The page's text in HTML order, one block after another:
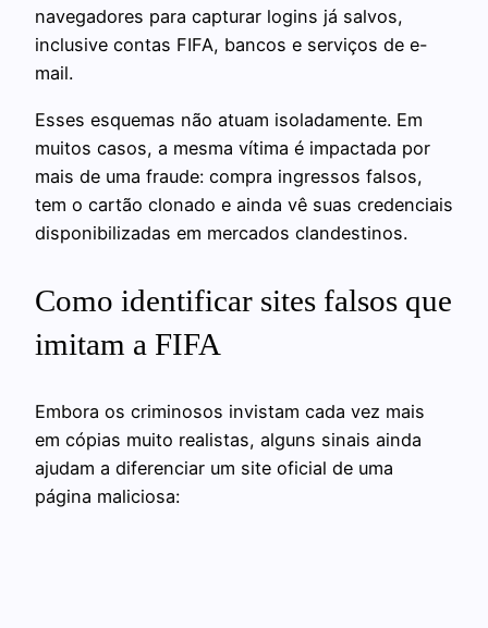
navegadores para capturar logins já salvos,
inclusive contas FIFA, bancos e serviços de e-
mail.
Esses esquemas não atuam isoladamente. Em
muitos casos, a mesma vítima é impactada por
mais de uma fraude: compra ingressos falsos,
tem o cartão clonado e ainda vê suas credenciais
disponibilizadas em mercados clandestinos.
Como identificar sites falsos que
imitam a FIFA
Embora os criminosos invistam cada vez mais
em cópias muito realistas, alguns sinais ainda
ajudam a diferenciar um site oficial de uma
página maliciosa: